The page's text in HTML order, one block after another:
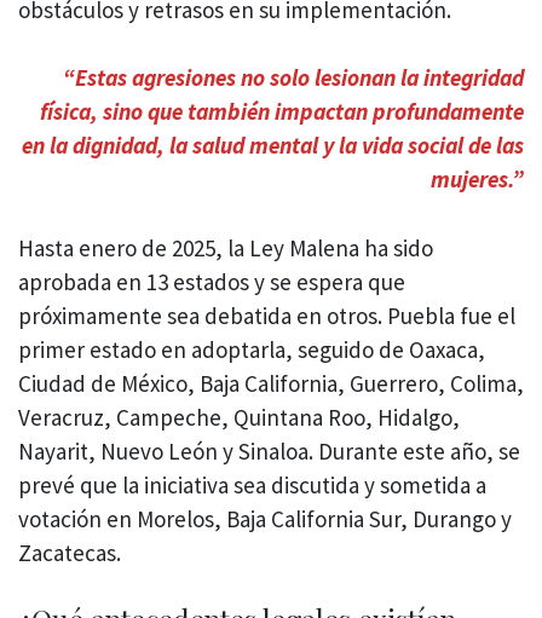
obstáculos y retrasos en su implementación.
“Estas agresiones no solo lesionan la integridad
física, sino que también impactan profundamente
en la dignidad, la salud mental y la vida social de las
mujeres.”
Hasta enero de 2025, la Ley Malena ha sido
aprobada en 13 estados y se espera que
próximamente sea debatida en otros. Puebla fue el
primer estado en adoptarla, seguido de Oaxaca,
Ciudad de México, Baja California, Guerrero, Colima,
Veracruz, Campeche, Quintana Roo, Hidalgo,
Nayarit, Nuevo León y Sinaloa. Durante este año, se
prevé que la iniciativa sea discutida y sometida a
votación en Morelos, Baja California Sur, Durango y
Zacatecas.